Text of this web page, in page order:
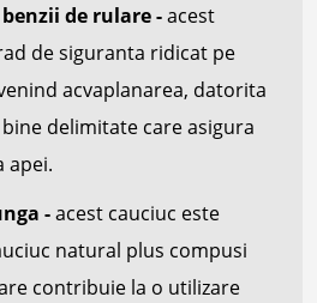
de rulare -acest
de siguranta ridicat pe
acvaplanarea, datorita
delimitate care asigura
apei.
-acest cauciuc este
natural plus compusi
contribuie la o utilizare